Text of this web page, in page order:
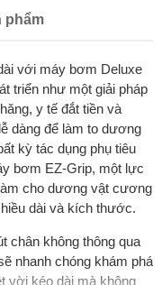
phẩm
với máy bơm Deluxe
triển như một giải pháp
y tế đắt tiền và
dàng để làm to dương
kỳ tác dụng phụ tiêu
bơm EZ-Grip, một lực
cho dương vật cương
dài và kích thước.
chân không thông qua
nhanh chóng khám phá
vời kéo dài mà không